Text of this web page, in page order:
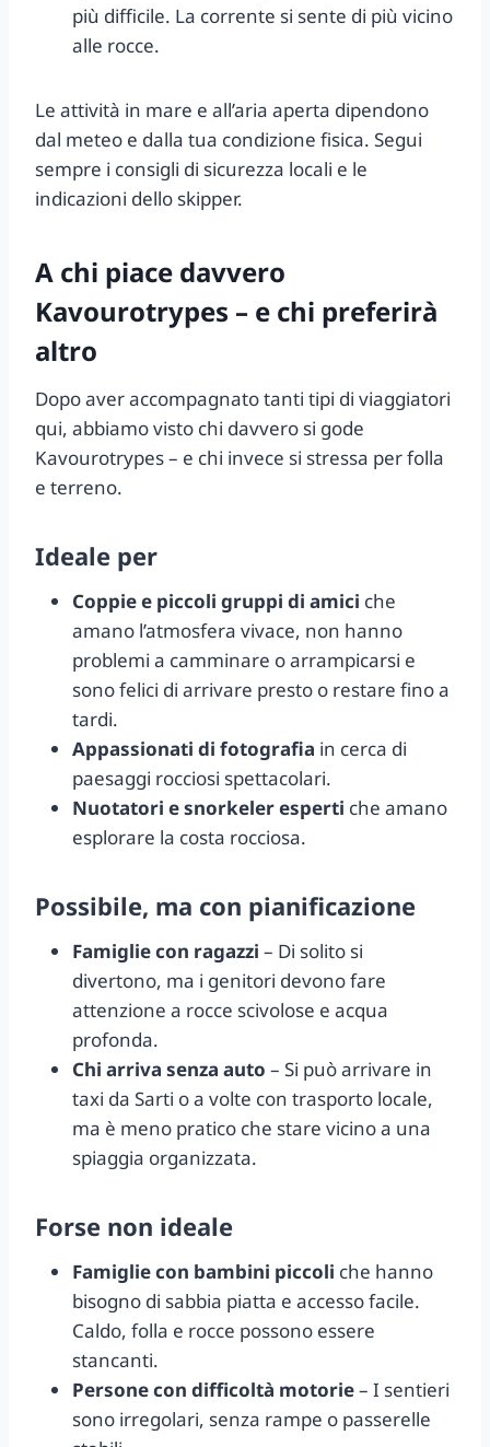
più difficile. La corrente si sente di più vicino
alle rocce.
Le attività in mare e all’aria aperta dipendono
dal meteo e dalla tua condizione fisica. Segui
sempre i consigli di sicurezza locali e le
indicazioni dello skipper.
A chi piace davvero
Kavourotrypes – e chi preferirà
altro
Dopo aver accompagnato tanti tipi di viaggiatori
qui, abbiamo visto chi davvero si gode
Kavourotrypes – e chi invece si stressa per folla
e terreno.
Ideale per
Coppie e piccoli gruppi di amici che
amano l’atmosfera vivace, non hanno
problemi a camminare o arrampicarsi e
sono felici di arrivare presto o restare fino a
tardi.
Appassionati di fotografia in cerca di
paesaggi rocciosi spettacolari.
Nuotatori e snorkeler esperti che amano
esplorare la costa rocciosa.
Possibile, ma con pianificazione
Famiglie con ragazzi – Di solito si
divertono, ma i genitori devono fare
attenzione a rocce scivolose e acqua
profonda.
Chi arriva senza auto – Si può arrivare in
taxi da Sarti o a volte con trasporto locale,
ma è meno pratico che stare vicino a una
spiaggia organizzata.
Forse non ideale
Famiglie con bambini piccoli che hanno
bisogno di sabbia piatta e accesso facile.
Caldo, folla e rocce possono essere
stancanti.
Persone con difficoltà motorie– I sentieri
sono irregolari, senza rampe o passerelle